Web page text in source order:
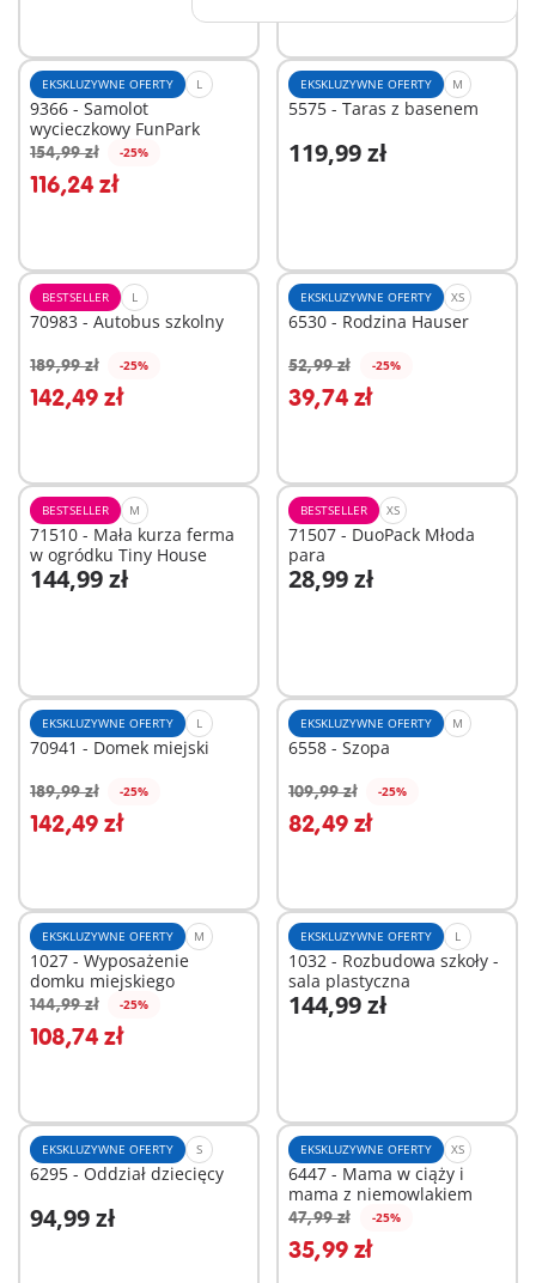
EKSKLUZYWNE OFERTY L
9366 - Samolot
wycieczkowy FunPark
154,99 zł -25%
116,24 zł
Dodaj do koszyka
EKSKLUZYWNE OFERTY M
5575 - Taras z basenem
119,99 zł
Dodaj do koszyka
BESTSELLER L
70983 - Autobus szkolny
189,99 zł -25%
142,49 zł
Dodaj do koszyka
EKSKLUZYWNE OFERTY XS
6530 - Rodzina Hauser
52,99 zł -25%
39,74 zł
Dodaj do koszyka
BESTSELLER M
71510 - Mała kurza ferma
w ogródku Tiny House
144,99 zł
Dodaj do koszyka
BESTSELLER XS
71507 - DuoPack Młoda
para
28,99 zł
Dodaj do koszyka
EKSKLUZYWNE OFERTY L
70941 - Domek miejski
189,99 zł -25%
142,49 zł
Dodaj do koszyka
EKSKLUZYWNE OFERTY M
6558 - Szopa
109,99 zł -25%
82,49 zł
Dodaj do koszyka
EKSKLUZYWNE OFERTY M
1027 - Wyposażenie
domku miejskiego
144,99 zł -25%
108,74 zł
Dodaj do koszyka
EKSKLUZYWNE OFERTY L
1032 - Rozbudowa szkoły -
sala plastyczna
144,99 zł
Dodaj do koszyka
EKSKLUZYWNE OFERTY S
6295 - Oddział dziecięcy
94,99 zł
Dodaj do koszyka
EKSKLUZYWNE OFERTY XS
6447 - Mama w ciąży i
mama z niemowlakiem
47,99 zł -25%
35,99 zł
Dodaj do koszyka